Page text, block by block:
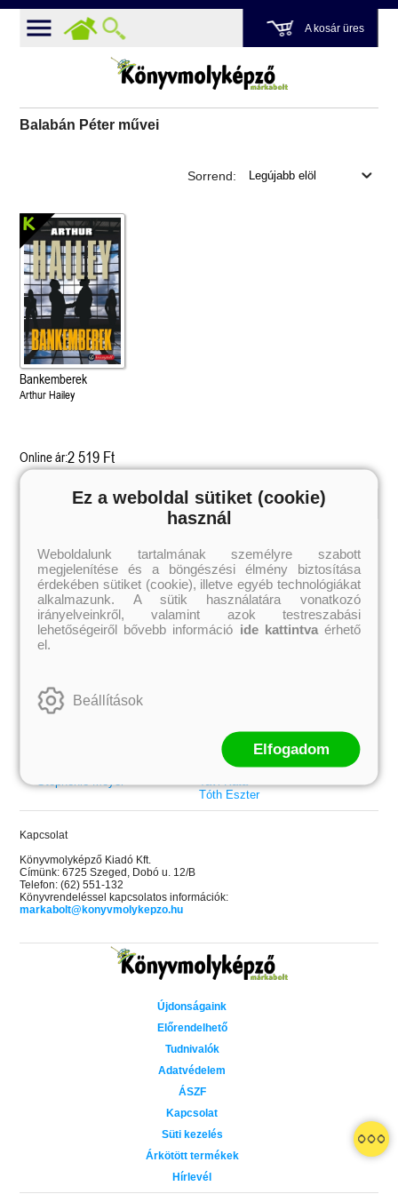
A kosár üres
Balabán Péter művei
Grace and Glory - Kegyelem és
Különleges éldekorált kiadás!
Bad Girl Reputation
Sorrend:
Bankemberek
Arthur Hailey
Online ár:2 519 Ft
Külföldiek
Brigid Kemmerer
Cassandra Clare
Colleen Hoover
Elle Kennedy
Erin Watt
Holly Webb
Jeff Kinney
Leigh Bardugo
Maggie Stiefvater
Penelope Ward
Stephenie Meyer
Magyarok
Ashley Carrigan
Benina
Bessenyei Gábor
Bodor Attila
Böszörményi Gyula
Cselenyák Imre
Rácz-Stefán Tibor
Róbert Katalin
Spirit Bliss
Szélesi Sándor
Tavi Kata
Tóth Eszter
Kapcsolat
Könyvmolyképző Kiadó Kft.
Címünk: 6725 Szeged, Dobó u. 12/B
Telefon: (62) 551-132
Könyvrendeléssel kapcsolatos információk:
markabolt@konyvmolykepzo.hu
Újdonságaink
Előrendelhető
Tudnivalók
Adatvédelem
ÁSZF
Kapcsolat
Süti kezelés
Árkötött termékek
Hírlevél
Ez a weboldal sütiket (cookie)
használ
Weboldalunk tartalmának személyre szabott
megjelenítése és a böngészési élmény biztosítása
érdekében sütiket (cookie), illetve egyéb technológiákat
alkalmazunk. A sütik használatára vonatkozó
irányelveinkről, valamint azok testreszabási
lehetőségeiről bővebb információ ide kattintvaérhető
el.
Beállítások
Elfogadom